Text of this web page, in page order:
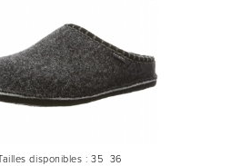
disponibles : 35 36